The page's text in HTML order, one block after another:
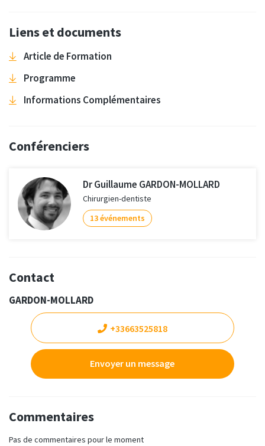
Liens et documents
Article de Formation
Programme
Informations Complémentaires
Conférenciers
Dr Guillaume GARDON-MOLLARD
Chirurgien-dentiste
13 événements
Contact
GARDON-MOLLARD
+33663525818
Envoyer un message
Commentaires
Pas de commentaires pour le moment